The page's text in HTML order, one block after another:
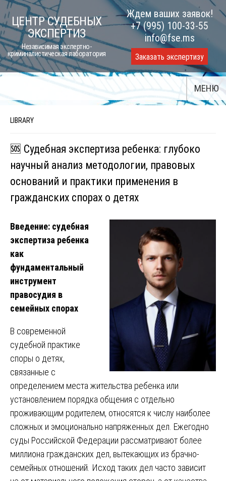
Skip
to
content
ЦЕНТР СУДЕБНЫХ
ЭКСПЕРТИЗ
Независимая экспертно-
криминалистическая лаборатория
Ждем ваших заявок!
+7 (995) 100-33-55
info@fse.ms
Заказать экспертизу
МЕНЮ
LIBRARY
🆘 Судебная экспертиза ребенка: глубоко
научный анализ методологии, правовых
оснований и практики применения в
гражданских спорах о детях
Введение: судебная
экспертиза ребенка
как
фундаментальный
инструмент
правосудия в
семейных спорах
В современной
судебной практике
споры о детях,
связанные с
определением места жительства ребенка или
установлением порядка общения с отдельно
проживающим родителем, относятся к числу наиболее
сложных и эмоционально напряженных дел. Ежегодно
суды Российской Федерации рассматривают более
миллиона гражданских дел, вытекающих из брачно-
семейных отношений. Исход таких дел часто зависит